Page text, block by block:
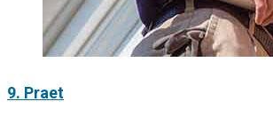
9. Praet